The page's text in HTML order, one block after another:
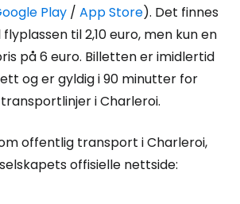
Play / App Store). Det finnes
til 2,10 euro, men kun en
på 6 euro. Billetten er imidlertid
og er gyldig i 90 minutter for
i Charleroi.
offentlig transport i Charleroi,
offisielle nettside: